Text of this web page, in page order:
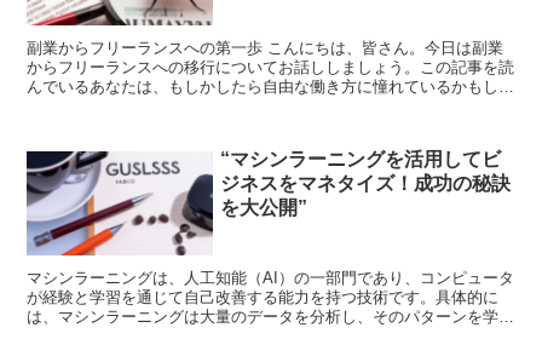
副業からフリーランスへの第一歩 こんにちは、皆さん。今日は副業
からフリーランスへの移行についてお話ししましょう。この記事を読
んでいるあなたは、もしかしたら自由な働き方に憧れているかもしれ
“マシンラーニングを活用してビ
ジネスをマネタイズ！成功の秘訣
を大公開”
マシンラーニングは、人工知能（AI）の一部門であり、コンピュータ
が経験と学習を通じて自己改善する能力を持つ技術です。具体的に
は、マシンラーニングは大量のデータを分析し、そのパターンを学習